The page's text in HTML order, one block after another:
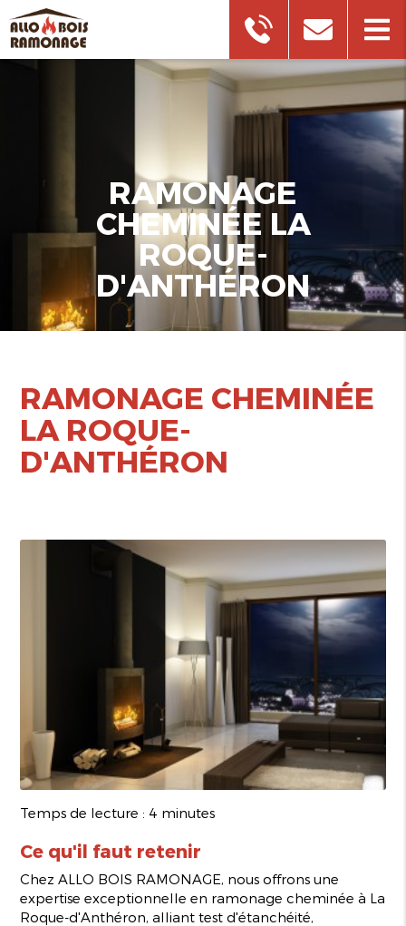
RAMONAGE
CHEMINÉE LA
ROQUE-
D'ANTHÉRON
RAMONAGE CHEMINÉE
LA ROQUE-
D'ANTHÉRON
Temps de lecture : 4 minutes
Ce qu'il faut retenir
Chez ALLO BOIS RAMONAGE, nous offrons une
expertise exceptionnelle en ramonage cheminée à La
Roque-d'Anthéron, alliant test d'étanchéité,